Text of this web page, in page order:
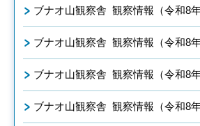
ブナオ山観察舎 観察情報（令和8年
ブナオ山観察舎 観察情報（令和8年
ブナオ山観察舎 観察情報（令和8年
ブナオ山観察舎 観察情報（令和8年